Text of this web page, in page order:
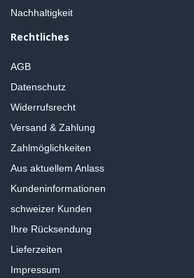
Nachhaltigkeit
Rechtliches
AGB
Datenschutz
Widerrufsrecht
Versand & Zahlung
Zahlmöglichkeiten
Aus aktuellem Anlass
Kundeninformationen
schweizer Kunden
Ihre Rücksendung
Lieferzeiten
Impressum